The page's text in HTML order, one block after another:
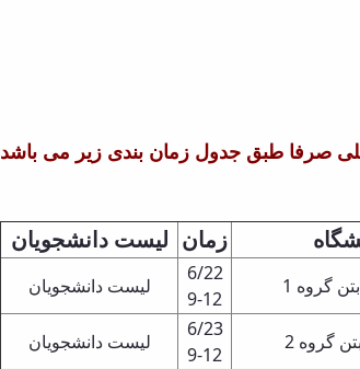
صرفا طبق جدول زمان بندی زیر می باشد
لیست دانشجویان زمان
لیست دانشجویان
6/22
9-12
گروه 1
لیست دانشجویان
6/23
9-12
گروه 2